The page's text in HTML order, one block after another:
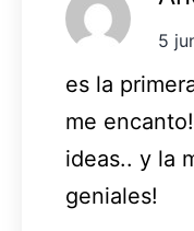
5
es la
me
ideas.. y la
geniales!